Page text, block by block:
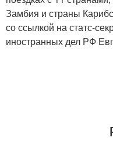
Замбия и страны
со ссылкой на статс-
иностранных дел РФ